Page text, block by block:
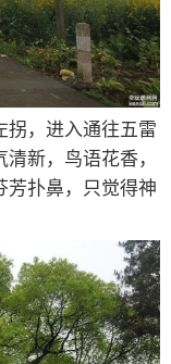
，进入通往五雷
新，鸟语花香，
芳扑鼻，只觉得神